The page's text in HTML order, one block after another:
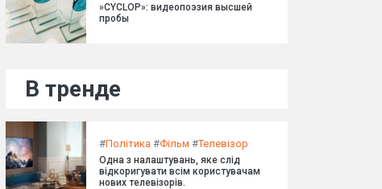
»CYCLOP»: видеопоэзия высшей
пробы
В тренде
#Політика #Фільм #Телевізор
Одна з налаштувань, яке слід
відкоригувати всім користувачам
нових телевізорів.